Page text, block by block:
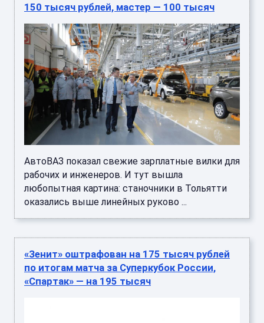
150 тысяч рублей, мастер — 100 тысяч
АвтоВАЗ показал свежие зарплатные вилки для
рабочих и инженеров. И тут вышла
любопытная картина: станочники в Тольятти
оказались выше линейных руково ...
«Зенит» оштрафован на 175 тысяч рублей
по итогам матча за Суперкубок России,
«Спартак» — на 195 тысяч